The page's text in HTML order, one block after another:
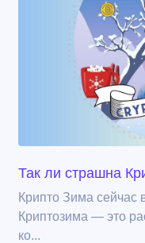
Так ли страшна
Крипто Зима сейчас
Криптозима — это
ко...